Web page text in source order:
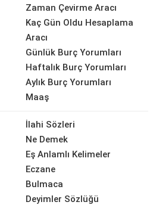
Zaman Çevirme Aracı
Kaç Gün Oldu Hesaplama
Aracı
Günlük Burç Yorumları
Haftalık Burç Yorumları
Aylık Burç Yorumları
Maaş
İlahi Sözleri
Ne Demek
Eş Anlamlı Kelimeler
Eczane
Bulmaca
Deyimler Sözlüğü